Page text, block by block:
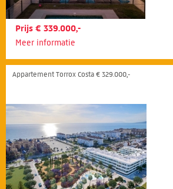
Prijs € 339.000,-
Meer informatie
Appartement Torrox Costa € 329.000,-